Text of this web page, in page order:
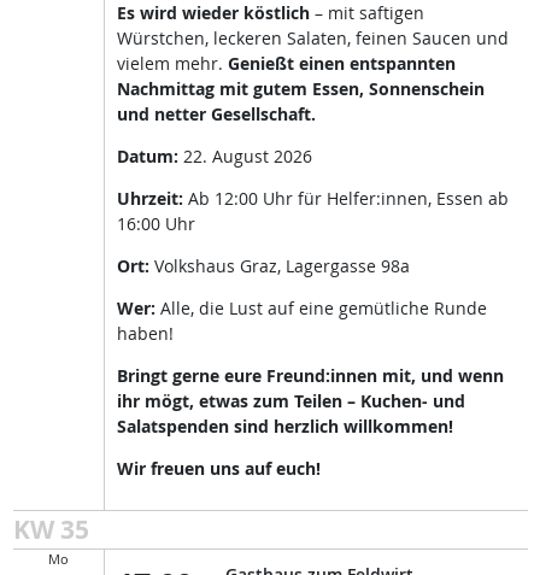
Es wird wieder köstlich – mit saftigen
Würstchen, leckeren Salaten, feinen Saucen und
vielem mehr. Genießt einen entspannten
Nachmittag mit gutem Essen, Sonnenschein
und netter Gesellschaft.
Datum: 22. August 2026
Uhrzeit: Ab 12:00 Uhr für Helfer:innen, Essen ab
16:00 Uhr
Ort: Volkshaus Graz, Lagergasse 98a
Wer: Alle, die Lust auf eine gemütliche Runde
haben!
Bringt gerne eure Freund:innen mit, und wenn
ihr mögt, etwas zum Teilen – Kuchen- und
Salatspenden sind herzlich willkommen!
Wir freuen uns auf euch!
KW 35
Mo